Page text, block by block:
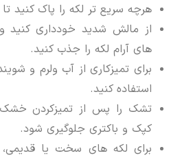
هرچه سریع تر لکه را پاک کنید
از مالش شدید خودداری کنید
های آرام لکه را جذب کنید.
برای تمیزکاری از آب ولرم و
استفاده کنید.
تشک را پس از تمیزکردن خشک
کپک و باکتری جلوگیری شود.
برای لکه های سخت یا